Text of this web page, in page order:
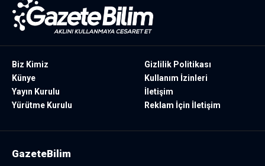
Biz Kimiz
Künye
Yayın Kurulu
Yürütme Kurulu
Gizlilik Politikası
Kullanım İzinleri
İletişim
Reklam İçin İletişim
GazeteBilim